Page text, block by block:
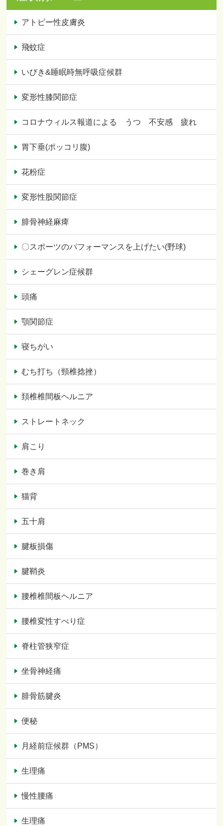
アトピー性皮膚炎
飛蚊症
いびき&睡眠時無呼吸症候群
変形性膝関節症
コロナウィルス報道による うつ 不安感 疲れ
胃下垂(ポッコリ腹)
花粉症
変形性股関節症
腓骨神経麻痺
〇スポーツのパフォーマンスを上げたい(野球)
シェーグレン症候群
頭痛
顎関節症
寝ちがい
むち打ち（頸椎捻挫）
頚椎椎間板ヘルニア
ストレートネック
肩こり
巻き肩
猫背
五十肩
腱板損傷
腱鞘炎
腰椎椎間板ヘルニア
腰椎変性すべり症
脊柱管狭窄症
坐骨神経痛
腓骨筋腱炎
便秘
月経前症候群（PMS）
生理痛
慢性腰痛
生理痛